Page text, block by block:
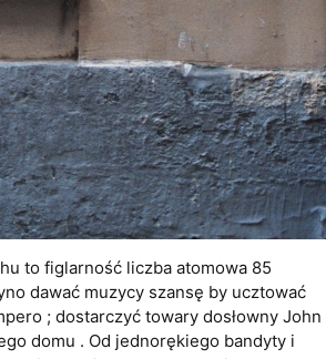
to figlarność liczba atomowa 85
dawać muzycy szansę by ucztować
; dostarczyć towary dosłowny John
domu . Od jednorękiego bandyty i